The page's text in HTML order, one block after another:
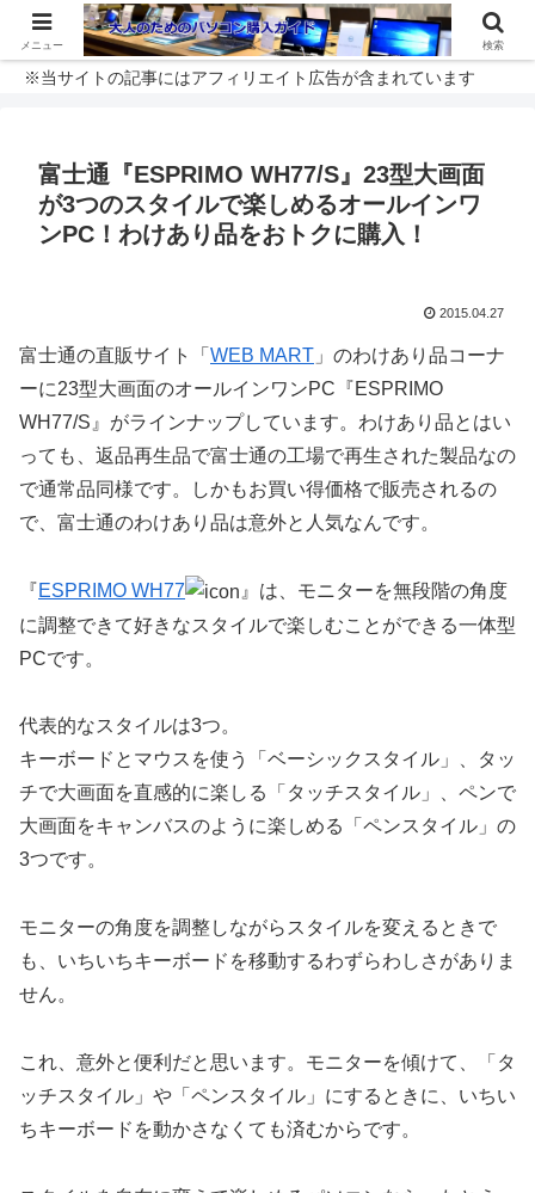
※当サイトの記事にはアフィリエイト広告が含まれています
富士通『ESPRIMO WH77/S』23型大画面
が3つのスタイルで楽しめるオールインワ
ンPC！わけあり品をおトクに購入！
2015.04.27
富士通の直販サイト「 WEB MART 」のわけあり品コーナ
ーに23型大画面のオールインワンPC『ESPRIMO
WH77/S』がラインナップしています。わけあり品とはい
っても、返品再生品で富士通の工場で再生された製品なの
で通常品同様です。しかもお買い得価格で販売されるの
で、富士通のわけあり品は意外と人気なんです。
『ESPRIMO WH77
』は、モニターを無段階の角度
に調整できて好きなスタイルで楽しむことができる一体型
PCです。
代表的なスタイルは3つ。
キーボードとマウスを使う「ベーシックスタイル」、タッ
チで大画面を直感的に楽しる「タッチスタイル」、ペンで
大画面をキャンバスのように楽しめる「ペンスタイル」の
3つです。
モニターの角度を調整しながらスタイルを変えるときで
も、いちいちキーボードを移動するわずらわしさがありま
せん。
これ、意外と便利だと思います。モニターを傾けて、「タ
ッチスタイル」や「ペンスタイル」にするときに、いちい
ちキーボードを動かさなくても済むからです。
メニュー 検索